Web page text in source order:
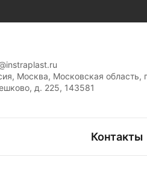
Москва, Московская область,
д. 225, 143581
Контакты